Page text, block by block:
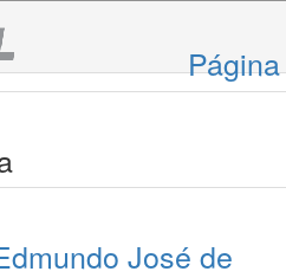
José de